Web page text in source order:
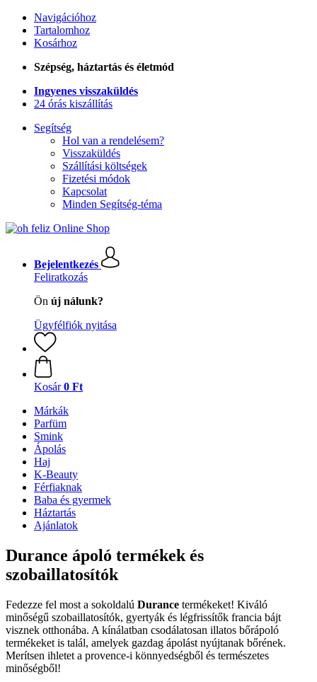
Navigációhoz
Tartalomhoz
Kosárhoz
Szépség, háztartás és életmód
Ingyenes visszaküldés
24 órás kiszállítás
Segítség
Hol van a rendelésem?
Visszaküldés
Szállítási költségek
Fizetési módok
Kapcsolat
Minden Segítség-téma
Bejelentkezés
Feliratkozás
Ön új nálunk?
Ügyfélfiók nyitása
Kosár 0 Ft
Márkák
Parfüm
Smink
Ápolás
Haj
K-Beauty
Férfiaknak
Baba és gyermek
Háztartás
Ajánlatok
Durance ápoló termékek és
szobaillatosítók
Fedezze fel most a sokoldalú Durance termékeket! Kiváló
minőségű szobaillatosítók, gyertyák és légfrissítők francia bájt
visznek otthonába. A kínálatban csodálatosan illatos bőrápoló
termékeket is talál, amelyek gazdag ápolást nyújtanak bőrének.
Merítsen ihletet a provence-i könnyedségből és természetes
minőségből!